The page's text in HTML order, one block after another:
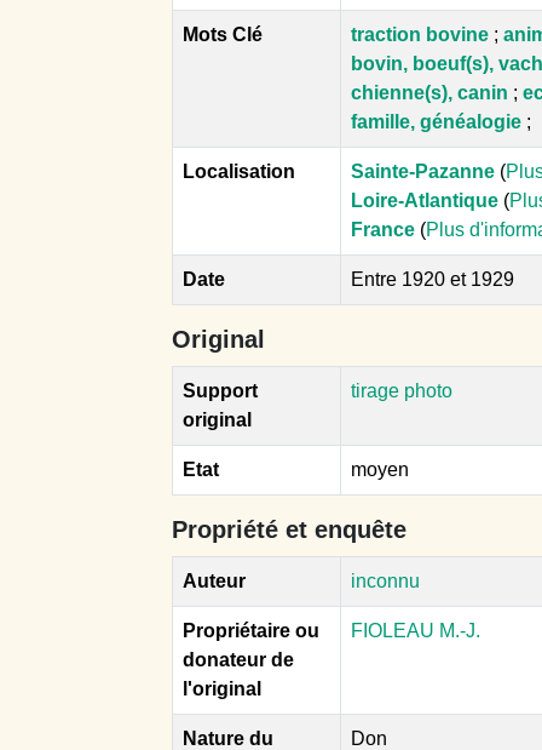
Mots Clé traction bovine ;
bovin, boeuf(s),
chienne(s), canin ;
famille, généalogie ;
Localisation Sainte-Pazanne (
Loire-Atlantique (
France (Plus
Date Entre 1920 et 1929
Original
Support
original
tirage photo
Etat moyen
Propriété et enquête
Auteur inconnu
Propriétaire ou
donateur de
l'original
FIOLEAU M.-J.
Nature du
Don